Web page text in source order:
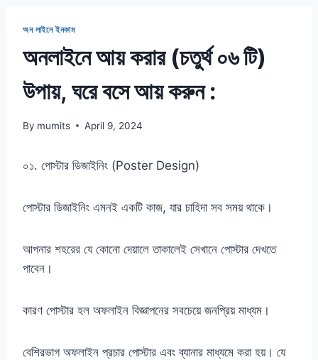
অন লাইনে ইনকাম
অনলাইনে আয় করার (চতুর্থ ০৬ টি)
উপায়, ঘরে বসে আয় করুন :
By mumits April 9, 2024
০১. পোস্টার ডিজাইনিং (Poster Design)
পোস্টার ডিজাইনিং এমনই একটি কাজ, যার চাহিদা সব সময় থাকে।
আপনার শহরের যে কোনো দেয়ালে তাকালেই সেখানে পোস্টার দেখতে
পাবেন।
কারণ পোস্টার হল অফলাইন বিজ্ঞাপনের সবচেয়ে জনপ্রিয় মাধ্যম।
বেশিরভাগ অফলাইন প্রচার পোস্টার এবং ব্যানার মাধ্যমে করা হয়। যে